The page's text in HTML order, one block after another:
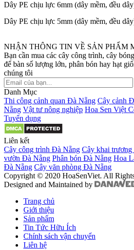
Dây PE chịu lực 6mm (dây mềm, đều
Dây PE chịu lực 5mm (dây mềm, đều
NHẬN THÔNG TIN VỀ SẢN PHẨM
Bạn cần mua các cây công trình, cây
để bàn số lượng lớn, phân bón hay hạt
chúng tôi
Danh Mục
Thi công cảnh quan Đà Nẵng Cây cảnh
Nẵng Vật tư nông nghiệp Hoa Sen Việt
Tuyển dụng
Liên kết
Cây công trình Đà Nẵng Cây khai
vườn Đà Nẵng Phân bón Đà Nẵng Hoa
Đà Nẵng Cây văn phòng Đà Nẵng
Copyright © 2020 HoaSenViet. All
Designed and Maintained by
Trang chủ
Giới thiệu
Sản phẩm
Tin Tức Hữu Ích
Chính sách vận chuyển
Liên hệ